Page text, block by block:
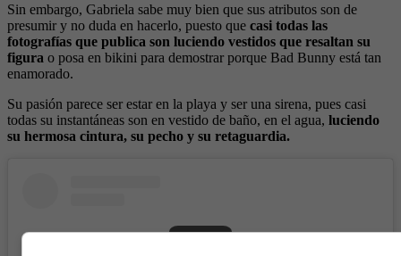
Sin embargo, Gabriela sabe muy bien que sus atributos son de
presumir y no duda en hacerlo, puesto que casi todas las
fotografías que publica son luciendo vestidos que resaltan su
figura o posa en bikini para demostrar porque Bad Bunny está tan
enamorado.
Su pasión parece ser estar en la playa y ser una sirena, pues casi
todas su instantáneas son en vestido de baño, en el agua, luciendo
su hermosa cintura, su pecho y su retaguardia.